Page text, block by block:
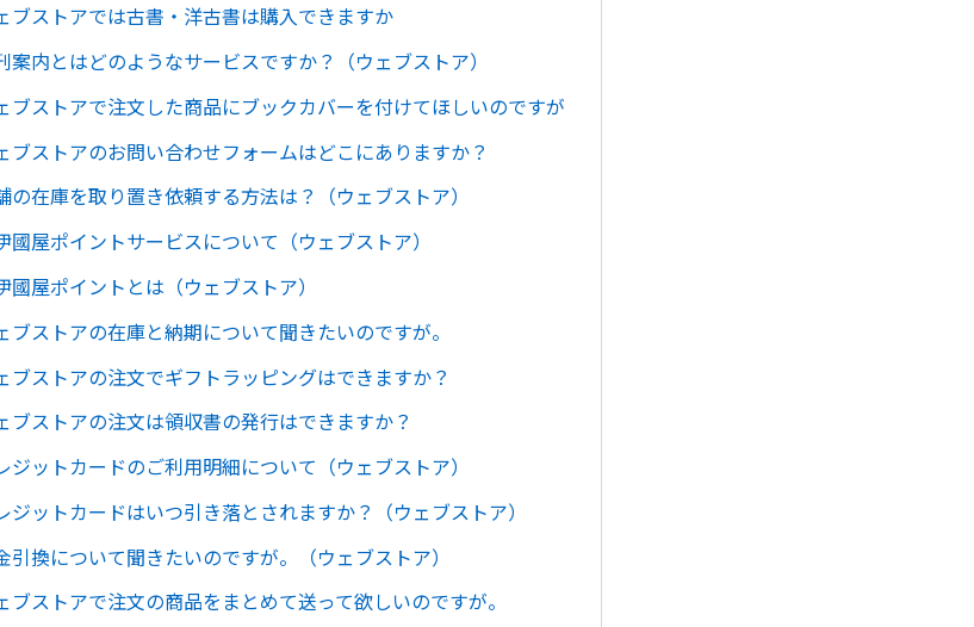
ブストアでは古書・洋古書は購入できますか
内とはどのようなサービスですか？（ウェブストア）
ブストアで注文した商品にブックカバーを付けてほしいのですが
ブストアのお問い合わせフォームはどこにありますか？
在庫を取り置き依頼する方法は？（ウェブストア）
屋ポイントサービスについて（ウェブストア）
屋ポイントとは（ウェブストア）
ストアの在庫と納期について聞きたいのですが。
ブストアの注文でギフトラッピングはできますか？
ブストアの注文は領収書の発行はできますか？
ットカードのご利用明細について（ウェブストア）
ットカードはいつ引き落とされますか？（ウェブストア）
換について聞きたいのですが。（ウェブストア）
ストアで注文の商品をまとめて送って欲しいのですが。